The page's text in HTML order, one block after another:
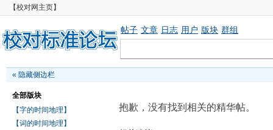
【校对网主页】
帖子 文章 日志 用户 版块 群组
« 隐藏侧边栏
全部版块
【字的时间地理】
【词的时间地理】
抱歉，没有找到相关的精华帖。